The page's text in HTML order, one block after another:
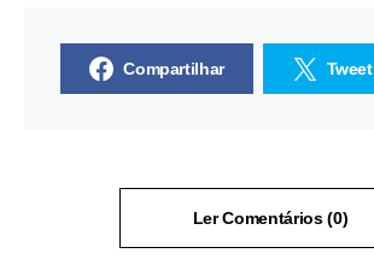
Compartilhar Tweet
Ler Comentários (0)